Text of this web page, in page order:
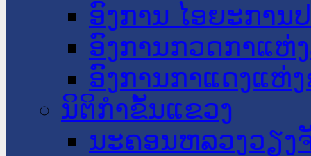
ອົງການ ໄອຍະການ
ອົງການກວດກາແຫ່
ອົງການກາແດງແຫ່
ນິຕິກໍາຂັ້ນແຂວງ
ນະ​ຄອນ​ຫລວງວຽງ